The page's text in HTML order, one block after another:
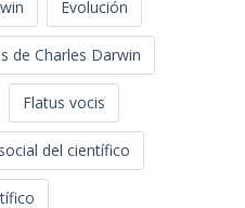
Evolución
de Charles Darwin
Flatus vocis
del científico